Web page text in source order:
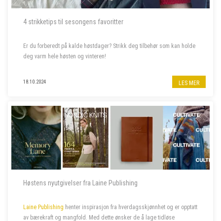
4 strikketips til sesongens favoritter
Er du forberedt på kalde høstdager? Strikk deg tilbehør som kan holde
deg varm hele høsten og vinteren!
18.10.2024 LES MER
Høstens nyutgivelser fra Laine Publishing
Laine Publishing henter inspirasjon fra hverdagsskjønnhet og er opptatt
av bærekraft og mangfold. Med dette ønsker de å lage tidløse